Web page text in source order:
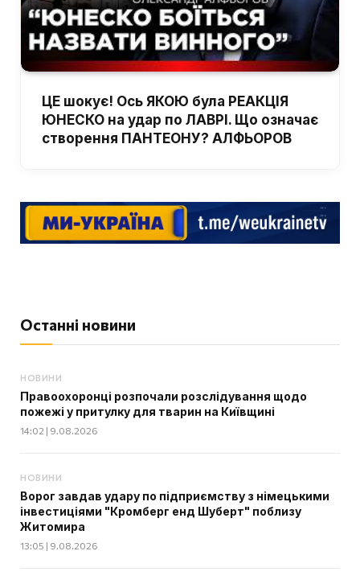
ЦЕ шокує! Ось ЯКОЮ була РЕАКЦІЯ
ЮНЕСКО на удар по ЛАВРІ. Що означає
створення ПАНТЕОНУ? АЛФЬОРОВ
Останні новини
НОВИНИ
Правоохоронці розпочали розслідування щодо
пожежі у притулку для тварин на Київщині
14:02 | 9.08.2026
НОВИНИ
Ворог завдав удару по підприємству з німецькими
інвестиціями "Кромберг енд Шуберт" поблизу
Житомира
13:05 | 9.08.2026